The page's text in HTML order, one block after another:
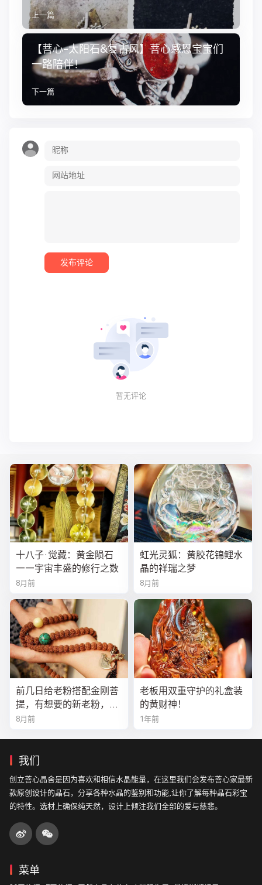
上一篇
【菩心-太阳石&复古风】菩心感恩宝宝们
一路陪伴！
下一篇
暂无评论
十八子·觉藏：黄金陨石
——宇宙丰盛的修行之数
8月前
虹光灵狐：黄胶花锦鲤水
晶的祥瑞之梦
8月前
前几日给老粉搭配金刚菩
提，有想要的新老粉，都
可以来排队
8月前
老板用双重守护的礼盒装
的黄财神！
1年前
我们
创立菩心晶舍是因为喜欢和相信水晶能量，在这里我们会发布菩心家最新
款原创设计的晶石，分享各种水晶的鉴别和功能,让你了解每种晶石彩宝
的特性。选材上确保纯天然，设计上倾注我们全部的爱与慈悲。
菜单